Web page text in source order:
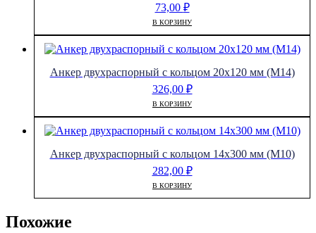
73,00 ₽
В КОРЗИНУ
Анкер двухраспорный с кольцом 20х120 мм (М14)
326,00 ₽
В КОРЗИНУ
Анкер двухраспорный с кольцом 14х300 мм (М10)
282,00 ₽
В КОРЗИНУ
Похожие